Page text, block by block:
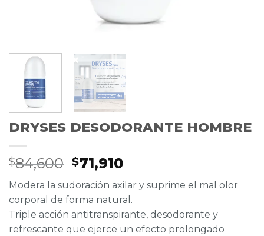
DRYSES DESODORANTE HOMBRE
$84,600 El
precio
original
era:
$84,600.
$71,910El
precio
actual
es:
$71,910.
Modera la sudoración axilar y suprime el mal olor
corporal de forma natural.
Triple acción antitranspirante, desodorante y
refrescante que ejerce un efecto prolongado